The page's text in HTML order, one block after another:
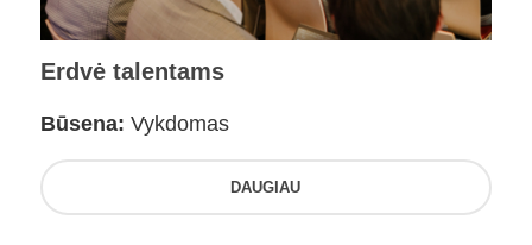
Erdvė talentams
Būsena: Vykdomas
DAUGIAU